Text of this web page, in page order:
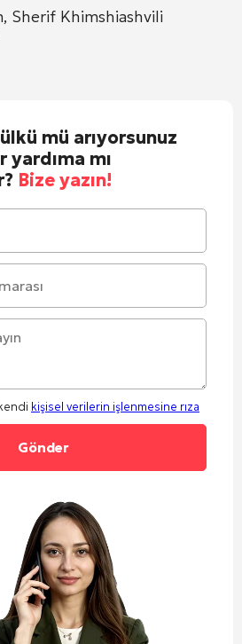
Sherif Khimshiashvili
mü arıyorsunuz
yardıma mı
Bize yazın!
kişisel verilerin işlenmesine rıza